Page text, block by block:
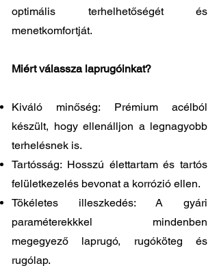
optimális terhelhetőségét és
menetkomfortját.
Miért válassza laprugóinkat?
Kiváló minőség: Prémium acélból
készült, hogy ellenálljon a legnagyobb
terhelésnek is.
Tartósság: Hosszú élettartam és tartós
felületkezelés bevonat a korrózió ellen.
Tökéletes illeszkedés: A gyári
paraméterekkkel mindenben
megegyező laprugó, rugóköteg és
rugólap.